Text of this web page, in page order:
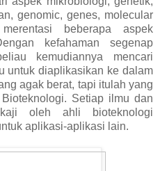
genomic, genes, molecular
beberapa aspek
kefahaman segenap
kemudiannya mencari
untuk diaplikasikan ke dalam
agak berat, tapi itulah yang
Setiap ilmu dan
oleh ahli bioteknologi
aplikasi-aplikasi lain.